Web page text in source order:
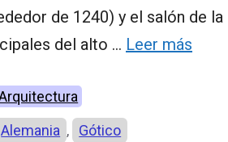
de 1240) y el salón de
del alto … Leer más
Categorías
Etiquetas
Alemania , Gótico